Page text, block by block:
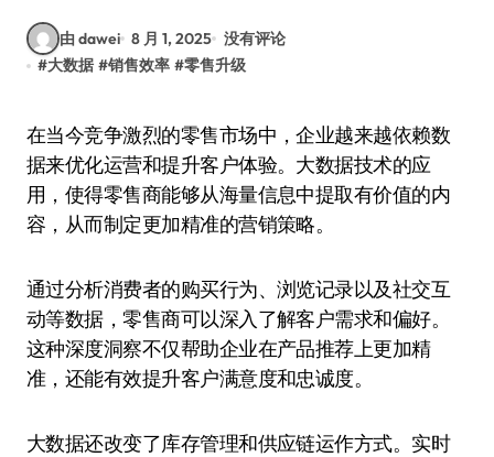
由 dawei 8 月 1, 2025 没有评论
#大数据 #销售效率 #零售升级
在当今竞争激烈的零售市场中，企业越来越依赖数
据来优化运营和提升客户体验。大数据技术的应
用，使得零售商能够从海量信息中提取有价值的内
容，从而制定更加精准的营销策略。
通过分析消费者的购买行为、浏览记录以及社交互
动等数据，零售商可以深入了解客户需求和偏好。
这种深度洞察不仅帮助企业在产品推荐上更加精
准，还能有效提升客户满意度和忠诚度。
大数据还改变了库存管理和供应链运作方式。实时